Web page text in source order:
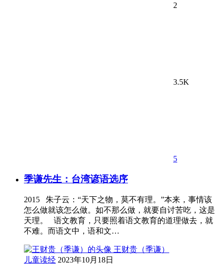
2
3.5K
5
季谦先生：台湾谚语选序
2015 朱子云：“天下之物，莫不有理。”本来，事情该
怎么做就该怎么做。如不那么做，就要自讨苦吃，这是
天理。 语文教育，只要照着语文教育的道理做去，就
不难。而语文中，语和文…
王财贵（季谦）
儿童读经 2023年10月18日